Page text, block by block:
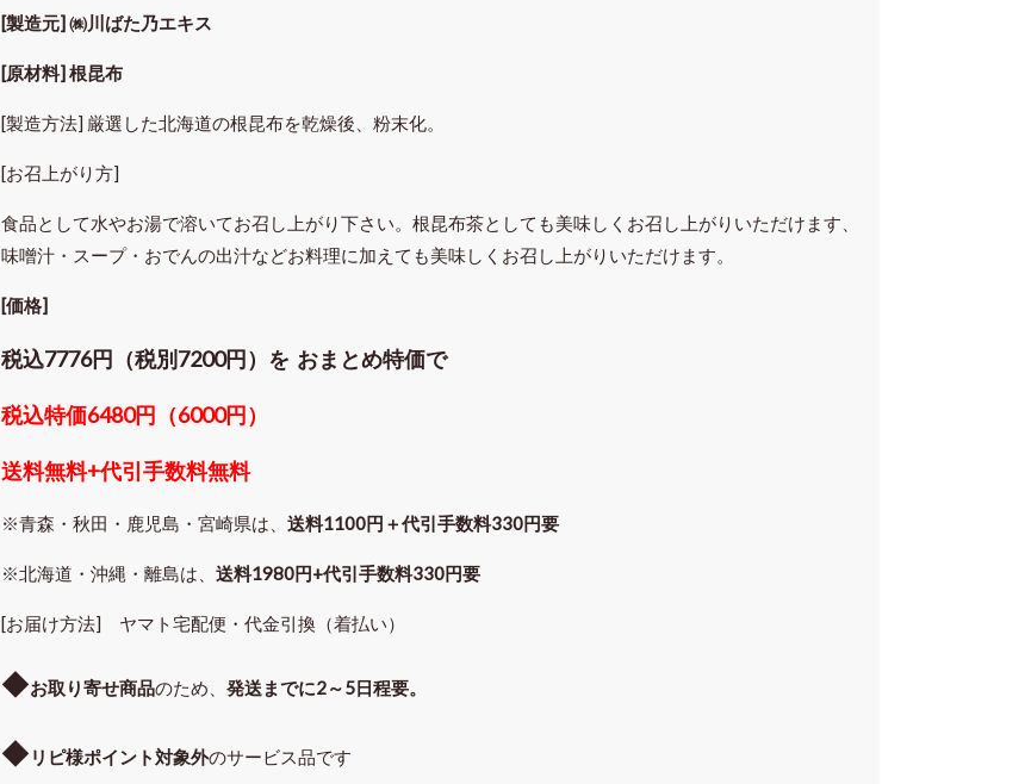
[製造元] ㈱川ばた乃エキス
[原材料] 根昆布
[製造方法] 厳選した北海道の根昆布を乾燥後、粉末化。
[お召上がり方]
食品として水やお湯で溶いてお召し上がり下さい。根昆布茶としても美味しくお召し上がりいただけます、
味噌汁・スープ・おでんの出汁などお料理に加えても美味しくお召し上がりいただけます。
[価格]
税込7776円（税別7200円）を おまとめ特価で
税込特価6480円（6000円）
送料無料+代引手数料無料
※青森・秋田・鹿児島・宮崎県は、 送料1100円＋代引手数料330円要
※北海道・沖縄・離島は、 送料1980円+代引手数料330円要
[お届け方法] ヤマト宅配便・代金引換（着払い）
◆お取り寄せ商品のため、 発送までに2～5日程要。
◆ リピ様ポイント対象外のサービス品です